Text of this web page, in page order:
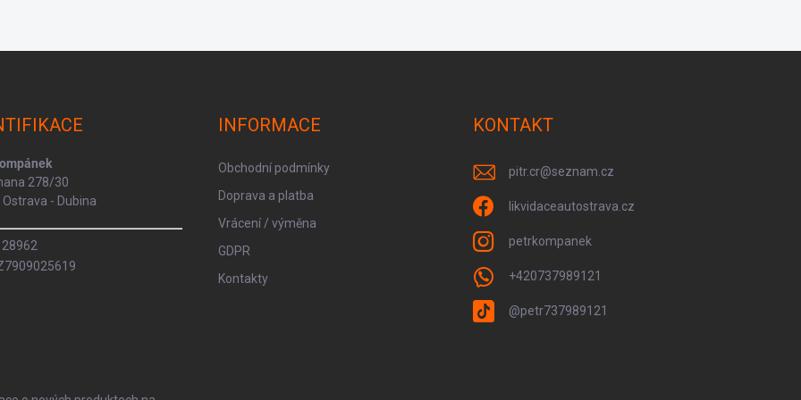
278/30
- Dubina
INFORMACE
Obchodní podmínky
Doprava a platba
Vrácení / výměna
GDPR
Kontakty
KONTAKT
pitr.cr@seznam.cz
likvidaceautostrava.cz
petrkompanek
+420737989121
@petr737989121